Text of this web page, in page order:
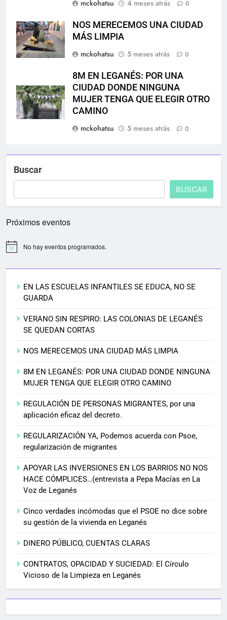
mckohatsu
4 meses atrás 0
NOS MERECEMOS UNA CIUDAD
MÁS LIMPIA
mckohatsu
5 meses atrás 0
8M EN LEGANÉS: POR UNA
CIUDAD DONDE NINGUNA
MUJER TENGA QUE ELEGIR OTRO
CAMINO
mckohatsu
5 meses atrás 0
Buscar
BUSCAR
Próximos eventos
No hay eventos programados.
EN LAS ESCUELAS INFANTILES SE EDUCA, NO SE
GUARDA
VERANO SIN RESPIRO: LAS COLONIAS DE LEGANÉS
SE QUEDAN CORTAS
NOS MERECEMOS UNA CIUDAD MÁS LIMPIA
8M EN LEGANÉS: POR UNA CIUDAD DONDE NINGUNA
MUJER TENGA QUE ELEGIR OTRO CAMINO
REGULACIÓN DE PERSONAS MIGRANTES, por una
aplicación eficaz del decreto.
REGULARIZACIÓN YA, Podemos acuerda con Psoe,
regularización de migrantes
APOYAR LAS INVERSIONES EN LOS BARRIOS NO NOS
HACE CÓMPLICES…(entrevista a Pepa Macías en La
Voz de Leganés
Cinco verdades incómodas que el PSOE no dice sobre
su gestión de la vivienda en Leganés
DINERO PÚBLICO, CUENTAS CLARAS
CONTRATOS, OPACIDAD Y SUCIEDAD: El Círculo
Vicioso de la Limpieza en Leganés